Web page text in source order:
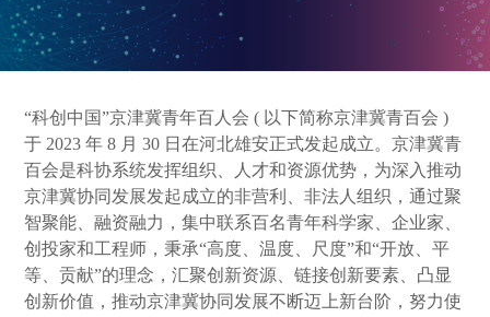
“科创中国”京津冀青年百人会 ( 以下简称京津冀青百会 )
于 2023 年 8 月 30 日在河北雄安正式发起成立。京津冀青
百会是科协系统发挥组织、人才和资源优势，为深入推动
京津冀协同发展发起成立的非营利、非法人组织，通过聚
智聚能、融资融力，集中联系百名青年科学家、企业家、
创投家和工程师，秉承“高度、温度、尺度”和“开放、平
等、贡献”的理念，汇聚创新资源、链接创新要素、凸显
创新价值，推动京津冀协同发展不断迈上新台阶，努力使